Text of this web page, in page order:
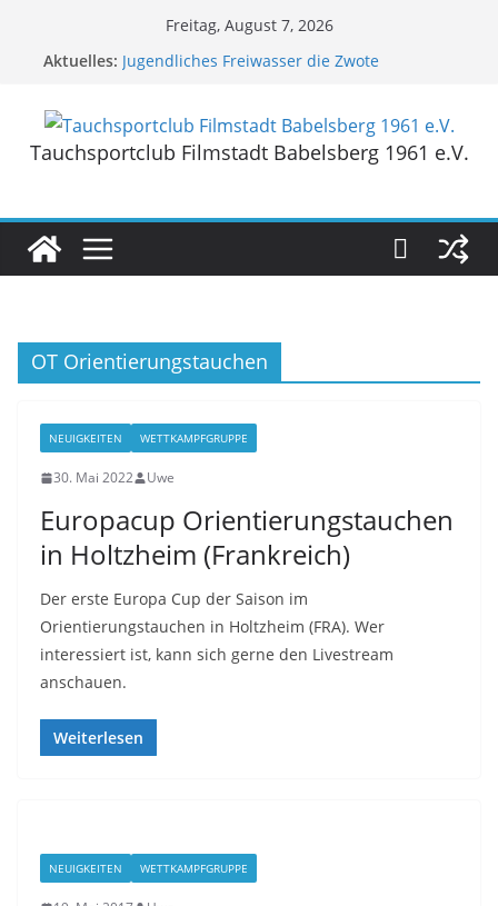
Freitag, August 7, 2026
Aktuelles: Jugendliches Freiwasser die Zwote
Reisebericht Grevelinger Meer/ Niederlande
Reisebericht NaturaGart Ibbenbühren/ NRW
Tauchsportclub Filmstadt Babelsberg 1961 e.V.
OT Orientierungstauchen
NEUIGKEITEN WETTKAMPFGRUPPE
30. Mai 2022 Uwe
Europacup Orientierungstauchen
in Holtzheim (Frankreich)
Der erste Europa Cup der Saison im
Orientierungstauchen in Holtzheim (FRA). Wer
interessiert ist, kann sich gerne den Livestream
anschauen.
Weiterlesen
NEUIGKEITEN WETTKAMPFGRUPPE